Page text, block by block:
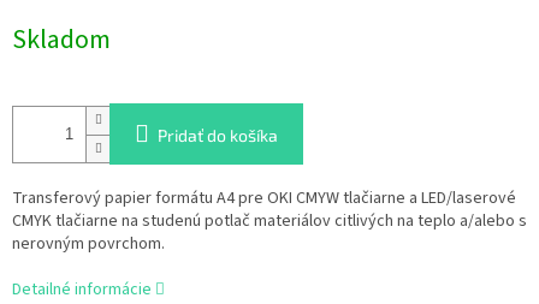
cena:
Skladom
Pridať do košíka
Transferový papier formátu A4 pre OKI CMYW tlačiarne a LED/laserové
CMYK tlačiarne na studenú potlač materiálov citlivých na teplo a/alebo s
nerovným povrchom.
Detailné informácie